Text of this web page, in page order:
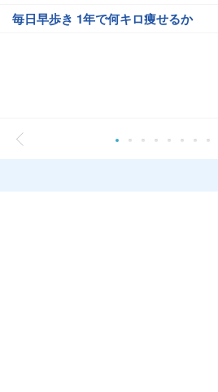
毎日早歩き 1年で何キロ痩せるか